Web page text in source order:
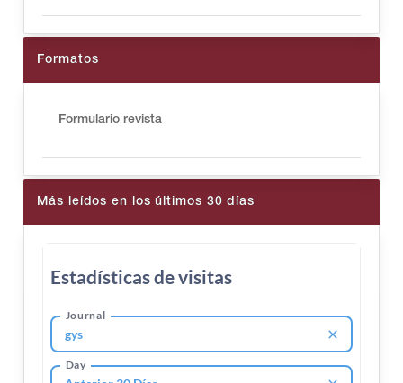
Formatos
Formulario revista
Más leídos en los últimos 30 días